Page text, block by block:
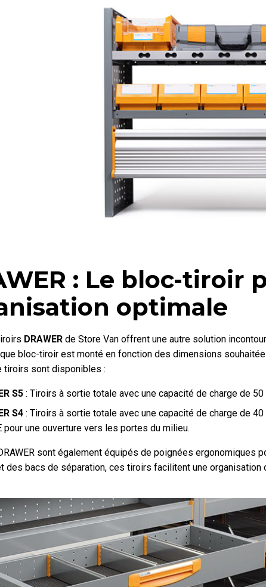
: Le bloc-tiroir
optimale
DRAWER de Store Van offrent une autre solution
bloc-tiroir est monté en fonction des dimensions
tiroirs sont disponibles :
S5 : Tiroirs à sortie totale avec une capacité de charge de
S4 : Tiroirs à sortie totale avec une capacité de charge de
pour une ouverture vers les portes du milieu.
sont également équipés de poignées ergonomiques
des bacs de séparation, ces tiroirs facilitent une